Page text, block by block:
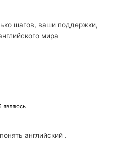
шагов, ваши поддержки,
мира
являюсь
английский .